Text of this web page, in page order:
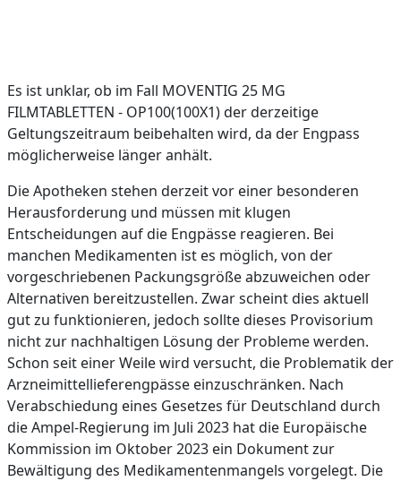
Es ist unklar, ob im Fall MOVENTIG 25 MG
FILMTABLETTEN - OP100(100X1) der derzeitige
Geltungszeitraum beibehalten wird, da der Engpass
möglicherweise länger anhält.
Die Apotheken stehen derzeit vor einer besonderen
Herausforderung und müssen mit klugen
Entscheidungen auf die Engpässe reagieren. Bei
manchen Medikamenten ist es möglich, von der
vorgeschriebenen Packungsgröße abzuweichen oder
Alternativen bereitzustellen. Zwar scheint dies aktuell
gut zu funktionieren, jedoch sollte dieses Provisorium
nicht zur nachhaltigen Lösung der Probleme werden.
Schon seit einer Weile wird versucht, die Problematik der
Arzneimittellieferengpässe einzuschränken. Nach
Verabschiedung eines Gesetzes für Deutschland durch
die Ampel-Regierung im Juli 2023 hat die Europäische
Kommission im Oktober 2023 ein Dokument zur
Bewältigung des Medikamentenmangels vorgelegt. Die